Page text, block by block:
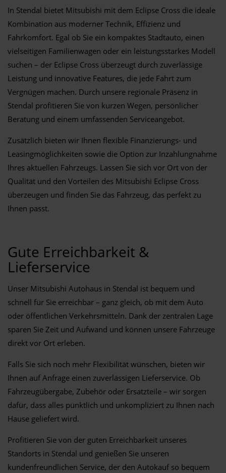
In Stendal bietet Mitsubishi mit dem Eclipse Cross die ideale
Kombination aus moderner Technik, Effizienz und
Fahrkomfort. Egal ob Sie ein kompaktes Stadtauto, einen
vielseitigen Familienwagen oder ein leistungsstarkes Modell
suchen – der Eclipse Cross überzeugt durch zuverlässige
Leistung und innovative Features, die jede Fahrt zum
Vergnügen machen. Durch unsere regionale Präsenz in
Stendal profitieren Sie von kurzen Wegen, persönlicher
Beratung und einem umfassenden Serviceangebot.
Zusätzlich bieten wir Ihnen flexible Finanzierungs- und
Leasingmöglichkeiten sowie die Option zur Inzahlungnahme
Ihres aktuellen Fahrzeugs. Lassen Sie sich vor Ort von der
Qualität und den Vorteilen des Mitsubishi Eclipse Cross
überzeugen und finden Sie das Fahrzeug, das perfekt zu
Ihnen passt.
Gute Erreichbarkeit &
Lieferservice
Unser Mitsubishi Autohaus in Stendal ist bequem und
schnell für Sie erreichbar – ganz gleich, ob mit dem Auto
oder öffentlichen Verkehrsmitteln. Dank der zentralen Lage
sparen Sie Zeit und Aufwand und können unsere Fahrzeuge
direkt vor Ort erleben.
Falls Sie sich noch mehr Flexibilität wünschen, bieten wir
Ihnen auf Anfrage einen zuverlässigen Lieferservice. Ob
Fahrzeugübergabe, Zubehör oder Ersatzteile – wir sorgen
dafür, dass alles pünktlich und unkompliziert zu Ihnen nach
Hause geliefert wird.
Profitieren Sie von der guten Erreichbarkeit unseres
Standorts in Stendal und genießen Sie unseren
kundenfreundlichen Service, der den Autokauf so bequem